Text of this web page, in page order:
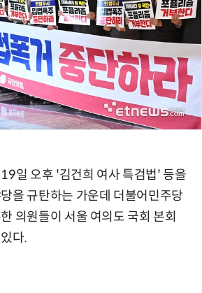
일 오후 '김건희 여사 특검법' 등을
을 규탄하는 가운데 더불어민주당
의원들이 서울 여의도 국회 본회
다.